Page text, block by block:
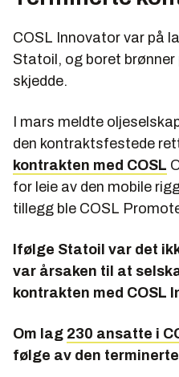
COSL Innovator var på
Statoil, og boret
skjedde.
I mars meldte
den kontraktsfestede
kontrakten med COSL
for leie av den mobile
tillegg ble COSL
Ifølge Statoil var det
var årsaken til at
kontrakten med COSL
Om lag 230 ansatte i
følge av den